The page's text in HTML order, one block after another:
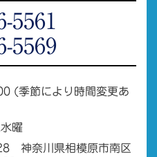
5561
5569
(季節により時間変更あ
曜
神奈川県相模原市南区